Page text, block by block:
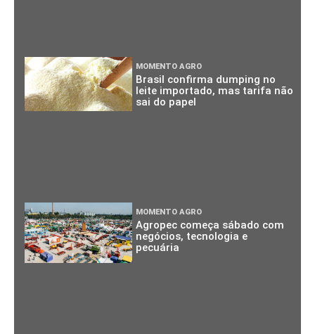
MOMENTO AGRO
Brasil confirma dumping no
leite importado, mas tarifa não
sai do papel
MOMENTO AGRO
Agropec começa sábado com
negócios, tecnologia e
pecuária